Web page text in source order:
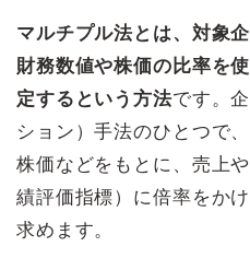
マルチプル法とは、対象
財務数値や株価の比率を
定するという方法です。
ション）手法のひとつで
株価などをもとに、売上
績評価指標）に倍率をか
求めます。